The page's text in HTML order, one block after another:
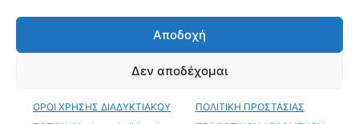
Αποδοχή
Δεν αποδέχομαι
ΟΡΟΙ ΧΡΗΣΗΣ ΔΙΑΔΥΚΤΙΑΚΟΥ
ΠΟΛΙΤΙΚΗ ΠΡΟΣΤΑΣΙΑΣ
Videos Όροι Χρήσης
© Copyright 2026 ΝΕΟΛΟΓΟΣ ΑΤΤΙΚΗΣ • All Rights Reserved •